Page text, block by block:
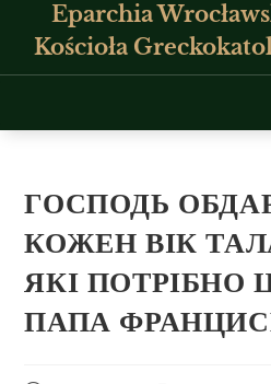
Eparchia
Kościoła
ГОСПОДЬ
КОЖЕН ВІК
ЯКІ ПОТРІБНО
ПАПА